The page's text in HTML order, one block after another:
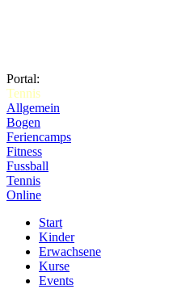
Portal:
Tennis
Allgemein
Bogen
Feriencamps
Fitness
Fussball
Tennis
Online
Start
Kinder
Erwachsene
Kurse
Events